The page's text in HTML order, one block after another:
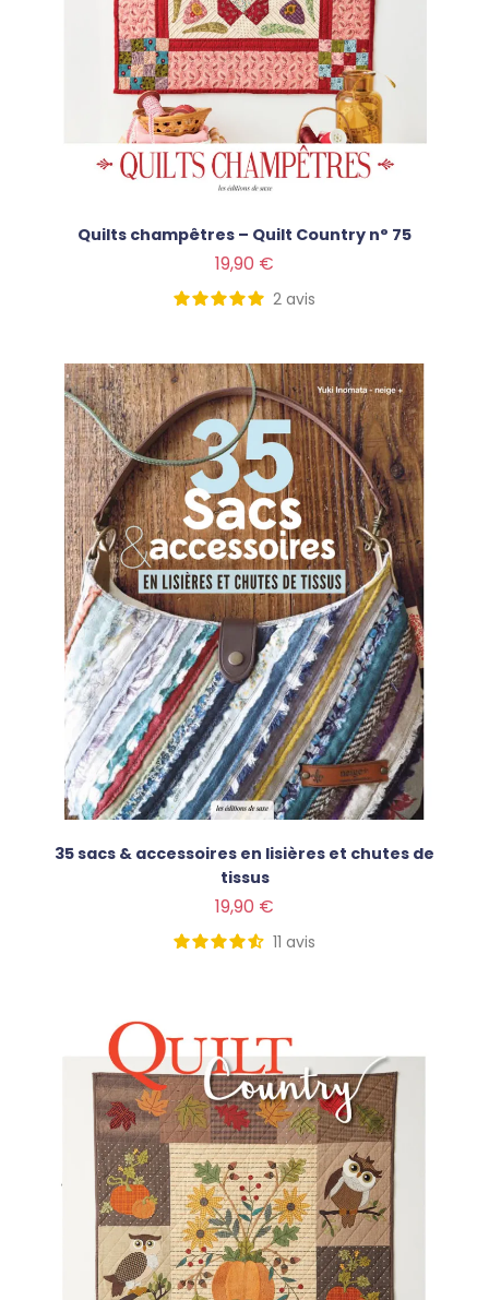
Quilts champêtres – Quilt Country n° 75
19,90 €
2 avis
35 sacs & accessoires en lisières et chutes de
tissus
19,90 €
11 avis